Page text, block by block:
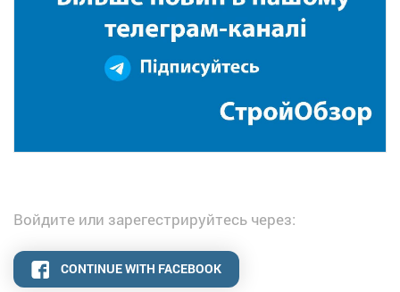
Войдите или зарегестрируйтесь через:
CONTINUE WITH FACEBOOK